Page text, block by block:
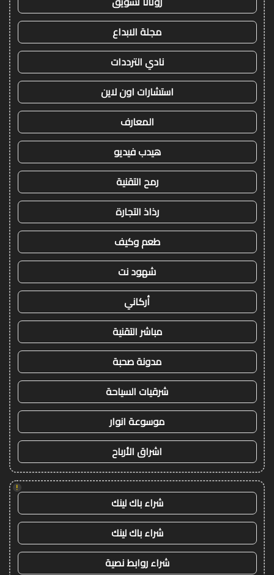
مجلة الابداع
نادي الترددات
استشارات اون لاين
المعارف
هيدب فيديو
رمح التقنية
رذاذ التجارة
طعم وكيف
شهود نت
أركاني
مباشر التقنية
مدونة صحبة
شرقيات السياحة
موسوعة انوار
اشراق الأرباح
!
شراء باك لينك
شراء باك لينك
شراء روابط نصية